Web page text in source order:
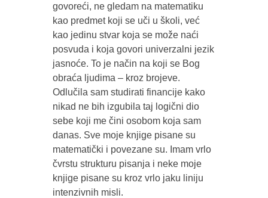
govoreći, ne gledam na matematiku
kao predmet koji se uči u školi, već
kao jedinu stvar koja se može naći
posvuda i koja govori univerzalni jezik
jasnoće. To je način na koji se Bog
obraća ljudima – kroz brojeve.
Odlučila sam studirati financije kako
nikad ne bih izgubila taj logični dio
sebe koji me čini osobom koja sam
danas. Sve moje knjige pisane su
matematički i povezane su. Imam vrlo
čvrstu strukturu pisanja i neke moje
knjige pisane su kroz vrlo jaku liniju
intenzivnih misli.